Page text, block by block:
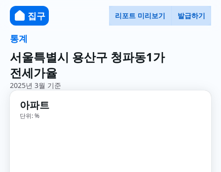
집구 리포트 미리보기 발급하기
통계
서울특별시 용산구 청파동1가
전세가율
2025년 3월 기준
아파트
단위: %